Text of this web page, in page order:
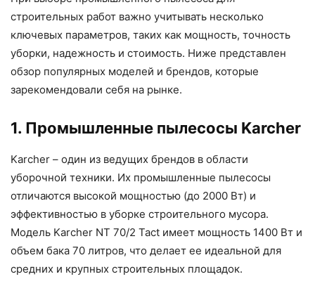
строительных работ важно учитывать несколько
ключевых параметров, таких как мощность, точность
уборки, надежность и стоимость. Ниже представлен
обзор популярных моделей и брендов, которые
зарекомендовали себя на рынке.
1. Промышленные пылесосы Karcher
Karcher – один из ведущих брендов в области
уборочной техники. Их промышленные пылесосы
отличаются высокой мощностью (до 2000 Вт) и
эффективностью в уборке строительного мусора.
Модель Karcher NT 70/2 Tact имеет мощность 1400 Вт и
объем бака 70 литров, что делает ее идеальной для
средних и крупных строительных площадок.